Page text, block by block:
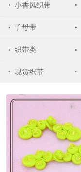
小香风织带
子母带
织带类
现货织带